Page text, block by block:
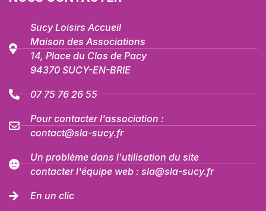
Sucy Loisirs Accueil
Maison des Associations
14, Place du Clos de Pacy
94370 SUCY-EN-BRIE
07 75 76 26 55
Pour contacter l'association :
contact@sla-sucy.fr
Un problème dans l'utilisation du site
contacter l'équipe web : sla@sla-sucy.fr
En un clic